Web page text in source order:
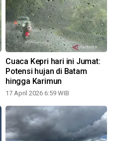
Cuaca Kepri hari ini Jumat:
Potensi hujan di Batam
hingga Karimun
17 April 2026 6:59 WIB